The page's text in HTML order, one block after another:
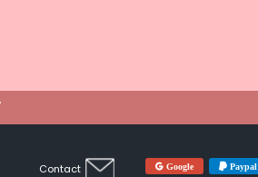
Contact Google Paypal